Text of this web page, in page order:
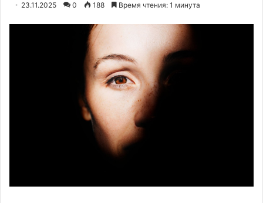
23.11.2025 0 188 Время чтения: 1 минута